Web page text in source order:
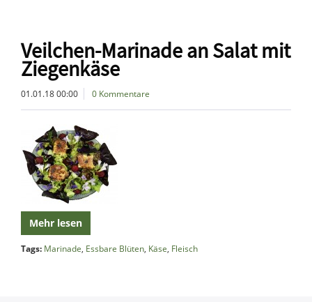
Veilchen-Marinade an Salat mit
Ziegenkäse
01.01.18 00:00 0 Kommentare
Mehr lesen
Tags: Marinade, Essbare Blüten, Käse, Fleisch